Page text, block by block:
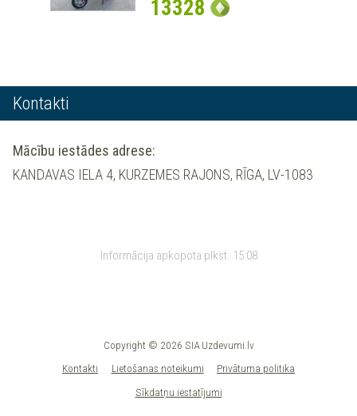
13328
Kontakti
Mācību iestādes adrese:
KANDAVAS IELA 4, KURZEMES RAJONS, RĪGA, LV-1083
Informācija apkopota plkst. 15:08
Copyright © 2026 SIA Uzdevumi.lv
Kontakti
Lietošanas noteikumi
Privātuma politika
Sīkdatņu iestatījumi